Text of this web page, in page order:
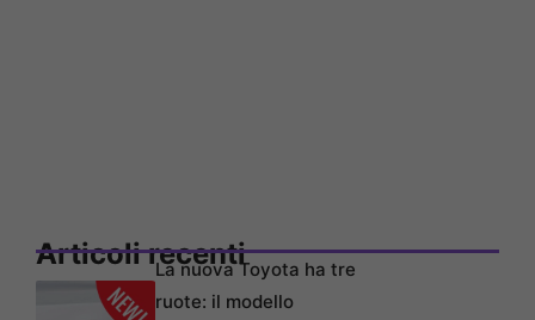
Articoli recentiLa nuova Toyota ha tre
ruote: il modello